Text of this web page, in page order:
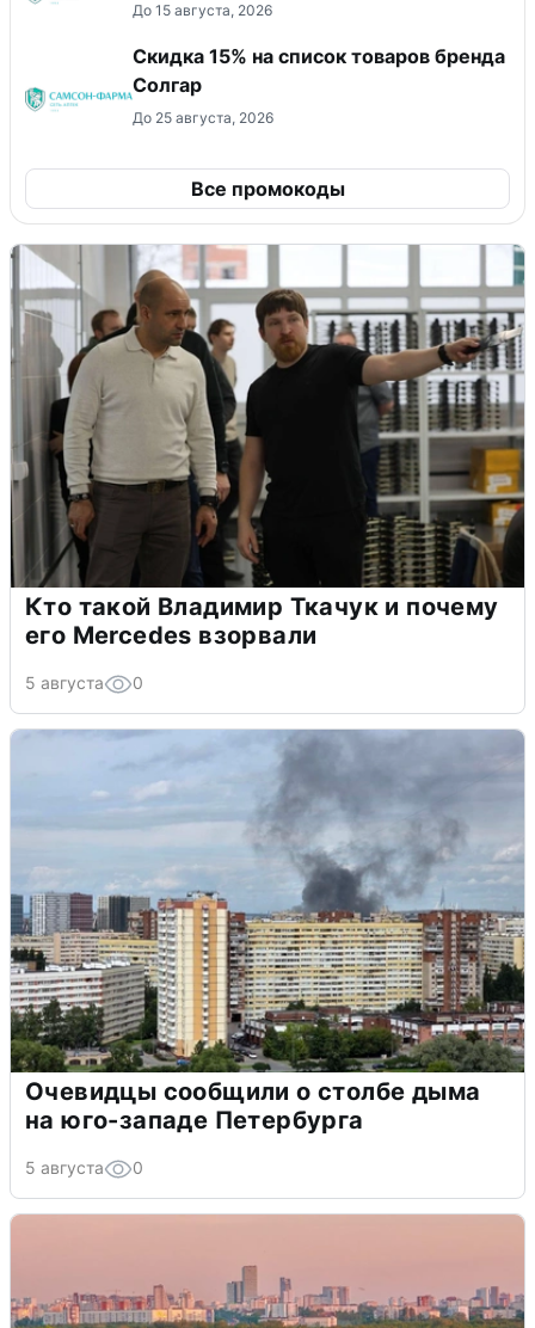
До 15 августа, 2026
Скидка 15% на список товаров бренда
Солгар
До 25 августа, 2026
Все промокоды
Кто такой Владимир Ткачук и почему
его Mercedes взорвали
5 августа 0
Очевидцы сообщили о столбе дыма
на юго-западе Петербурга
5 августа 0